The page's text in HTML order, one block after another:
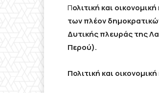
Πολιτική και
των πλέον
Δυτικής πλευράς της
Περού).
Πολιτική και